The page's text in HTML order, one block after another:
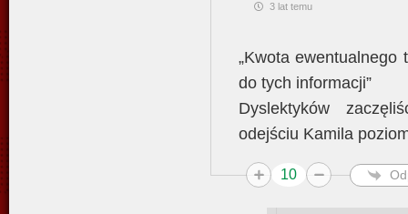
3 lat temu
„Kwota ewentualnego
do tych informacji”
Dyslektyków
odejściu Kamila
10